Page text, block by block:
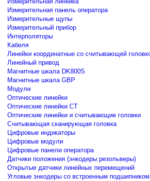
Измерительная панель оператора
Измерительные щупы
Измерительный прибор
Интерполяторы
Кабеля
Линейки координатные со считывающей
Линейный привод
Магнитные шкала DK800S
Магнитные шкала GBP
Модули
Оптические линейки
Оптические линейки CT
Оптические линейки и считывающие головки
Считывающая сканирующая головка
Цифровые индикаторы
Цифровые модули
Цифровые панели оператора
Датчики положения (энкодеры резольверы)
Открытые датчики линейных перемещений
Угловые энкодеры со встроенным подшипником